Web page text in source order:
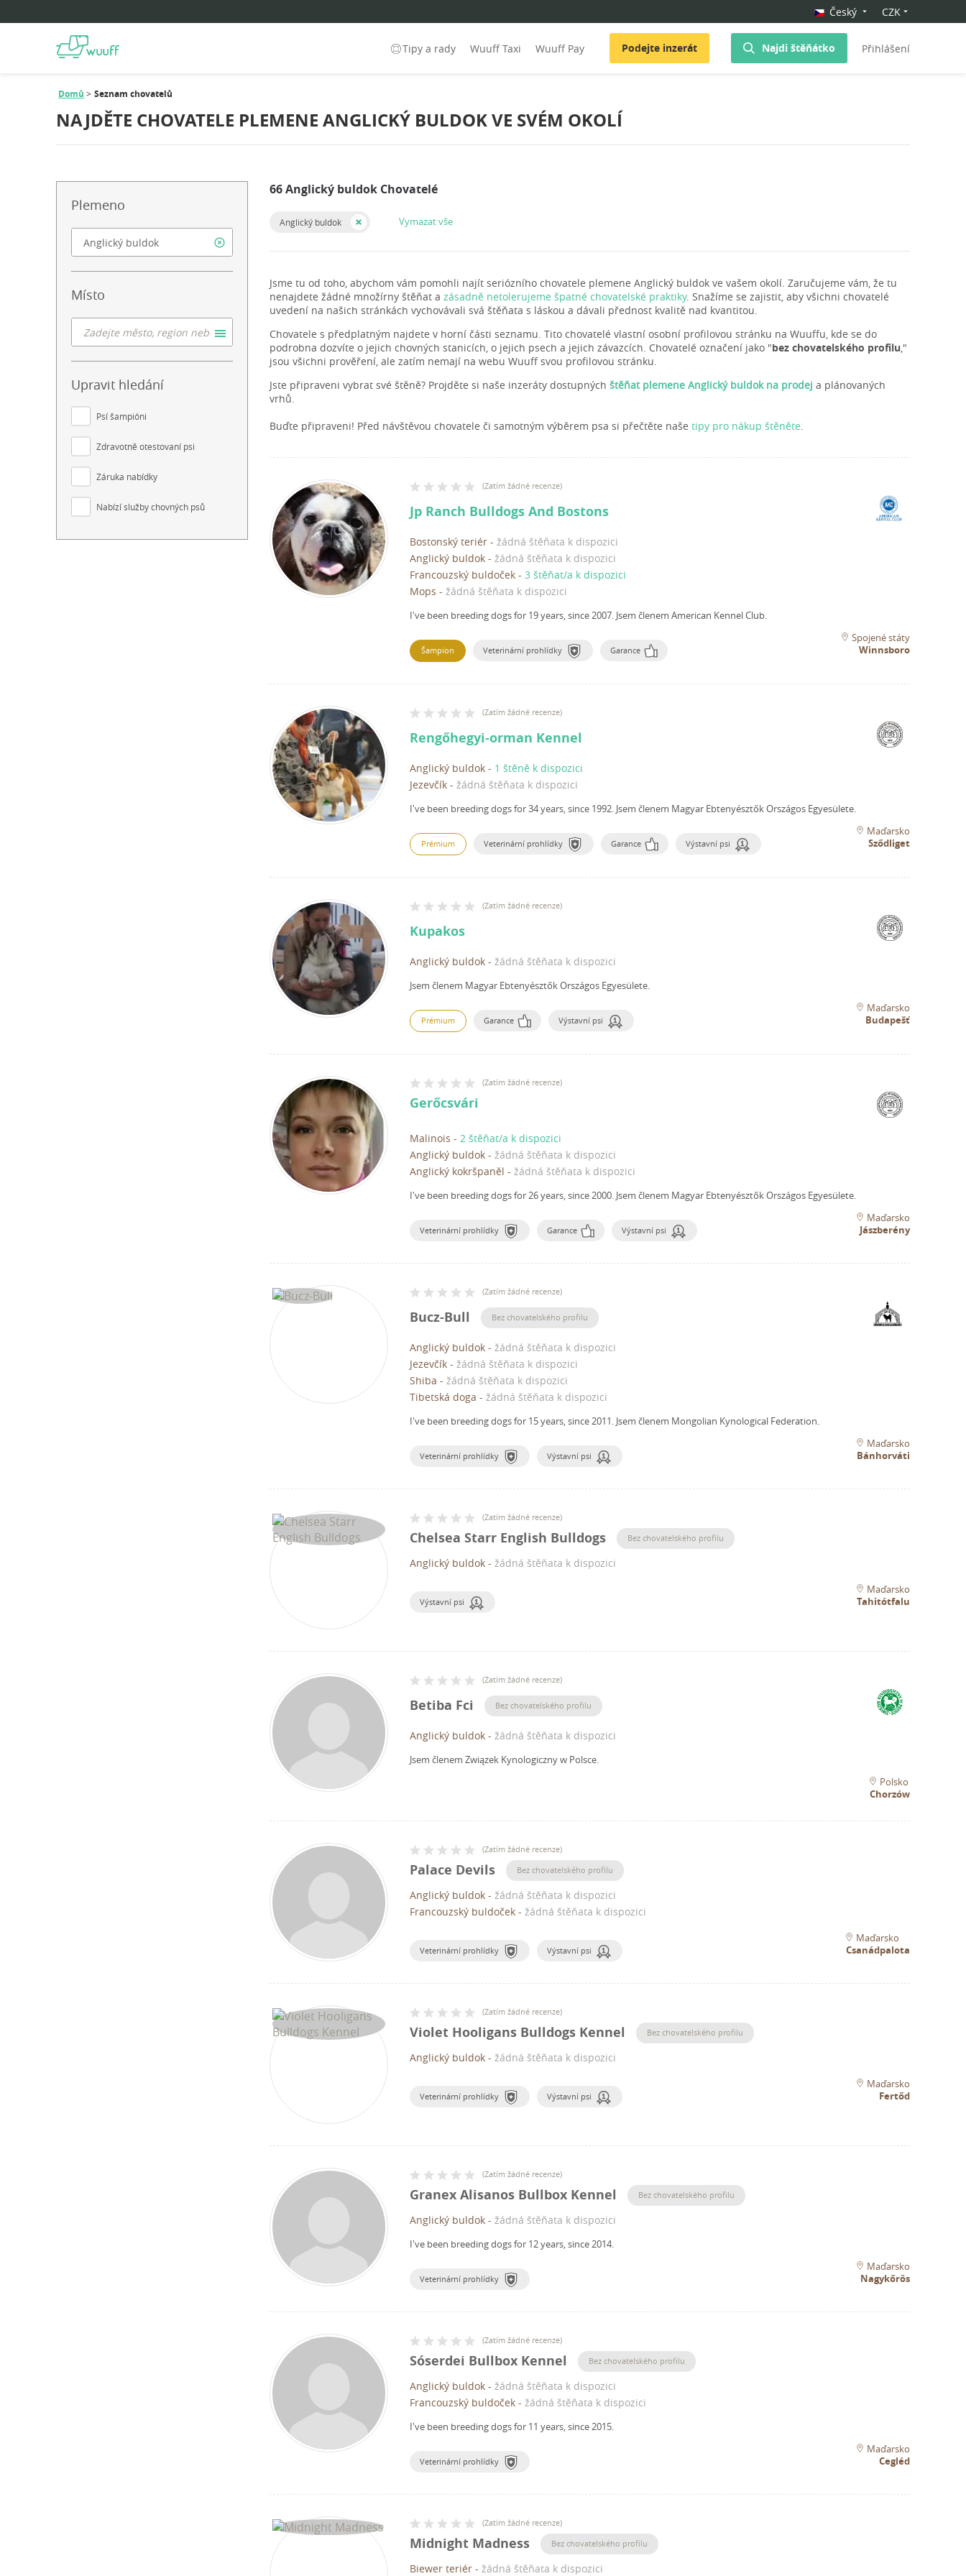
Český CZK
Tipy a rady Wuuff Taxi Wuuff Pay Podejte inzerát Najdi štěňátko Přihlášení
Domů Seznam chovatelů
NAJDĚTE CHOVATELE PLEMENE ANGLICKÝ BULDOK VE SVÉM OKOLÍ
Plemeno
Místo
Upravit hledání
Psí šampióni
Zdravotně otestovaní psi
Záruka nabídky
Nabízí služby chovných psů
66 Anglický buldok Chovatelé
Anglický buldok Vymazat vše
Jsme tu od toho, abychom vám pomohli najít seriózního chovatele plemene Anglický buldok ve vašem okolí. Zaručujeme vám, že tu
nenajdete žádné množírny štěňat a zásadně netolerujeme špatné chovatelské praktiky. Snažíme se zajistit, aby všichni chovatelé
uvedení na našich stránkách vychovávali svá štěňata s láskou a dávali přednost kvalitě nad kvantitou.
Chovatele s předplatným najdete v horní části seznamu. Tito chovatelé vlastní osobní profilovou stránku na Wuuffu, kde se do
podrobna dozvíte o jejich chovných stanicích, o jejich psech a jejich závazcích. Chovatelé označení jako "bez chovatelského profilu,"
jsou všichni prověření, ale zatím nemají na webu Wuuff svou profilovou stránku.
Jste připraveni vybrat své štěně? Projděte si naše inzeráty dostupných štěňat plemene Anglický buldok na prodej a plánovaných
vrhů.
Buďte připraveni! Před návštěvou chovatele či samotným výběrem psa si přečtěte naše tipy pro nákup štěněte.
(Zatím žádné recenze)
Jp Ranch Bulldogs And Bostons
Bostonský teriér - žádná štěňata k dispozici
Anglický buldok - žádná štěňata k dispozici
Francouzský buldoček - 3 štěňat/a k dispozici
Mops - žádná štěňata k dispozici
I've been breeding dogs for 19 years, since 2007. Jsem členem American Kennel Club.
Šampion Veterinární prohlídky Garance
Spojené státy
Winnsboro
(Zatím žádné recenze)
Rengőhegyi-orman Kennel
Anglický buldok - 1 štěně k dispozici
Jezevčík - žádná štěňata k dispozici
I've been breeding dogs for 34 years, since 1992. Jsem členem Magyar Ebtenyésztők Országos Egyesülete.
Prémium Veterinární prohlídky Garance Výstavní psi
Maďarsko
Sződliget
(Zatím žádné recenze)
Kupakos
Anglický buldok - žádná štěňata k dispozici
Jsem členem Magyar Ebtenyésztők Országos Egyesülete.
Prémium Garance Výstavní psi
Maďarsko
Budapešť
(Zatím žádné recenze)
Gerőcsvári
Malinois - 2 štěňat/a k dispozici
Anglický buldok - žádná štěňata k dispozici
Anglický kokršpaněl - žádná štěňata k dispozici
I've been breeding dogs for 26 years, since 2000. Jsem členem Magyar Ebtenyésztők Országos Egyesülete.
Veterinární prohlídky Garance Výstavní psi
Maďarsko
Jászberény
(Zatím žádné recenze)
Bucz-Bull Bez chovatelského profilu
Anglický buldok - žádná štěňata k dispozici
Jezevčík - žádná štěňata k dispozici
Shiba - žádná štěňata k dispozici
Tibetská doga - žádná štěňata k dispozici
I've been breeding dogs for 15 years, since 2011. Jsem členem Mongolian Kynological Federation.
Veterinární prohlídky Výstavní psi
Maďarsko
Bánhorváti
(Zatím žádné recenze)
Chelsea Starr English Bulldogs Bez chovatelského profilu
Anglický buldok - žádná štěňata k dispozici
Výstavní psi
Maďarsko
Tahitótfalu
(Zatím žádné recenze)
Betiba Fci Bez chovatelského profilu
Anglický buldok - žádná štěňata k dispozici
Jsem členem Związek Kynologiczny w Polsce.
Polsko
Chorzów
(Zatím žádné recenze)
Palace Devils Bez chovatelského profilu
Anglický buldok - žádná štěňata k dispozici
Francouzský buldoček - žádná štěňata k dispozici
Veterinární prohlídky Výstavní psi
Maďarsko
Csanádpalota
(Zatím žádné recenze)
Violet Hooligans Bulldogs Kennel Bez chovatelského profilu
Anglický buldok - žádná štěňata k dispozici
Veterinární prohlídky Výstavní psi
Maďarsko
Fertőd
(Zatím žádné recenze)
Granex Alisanos Bullbox Kennel Bez chovatelského profilu
Anglický buldok - žádná štěňata k dispozici
I've been breeding dogs for 12 years, since 2014.
Veterinární prohlídky
Maďarsko
Nagykőrös
(Zatím žádné recenze)
Sóserdei Bullbox Kennel Bez chovatelského profilu
Anglický buldok - žádná štěňata k dispozici
Francouzský buldoček - žádná štěňata k dispozici
I've been breeding dogs for 11 years, since 2015.
Veterinární prohlídky
Maďarsko
Cegléd
(Zatím žádné recenze)
Midnight Madness Bez chovatelského profilu
Biewer teriér - žádná štěňata k dispozici